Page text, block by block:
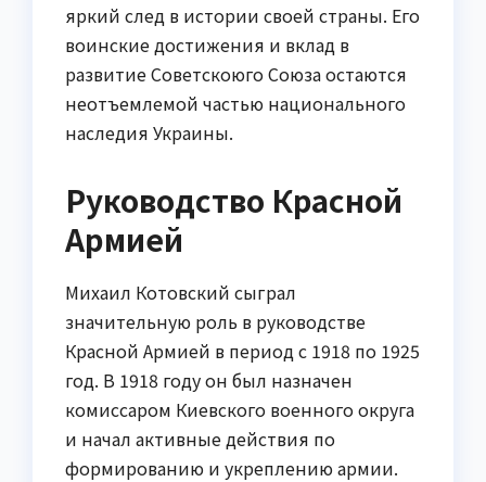
яркий след в истории своей страны. Его
воинские достижения и вклад в
развитие Советскоюго Союза остаются
неотъемлемой частью национального
наследия Украины.
Руководство Красной
Армией
Михаил Котовский сыграл
значительную роль в руководстве
Красной Армией в период с 1918 по 1925
год. В 1918 году он был назначен
комиссаром Киевского военного округа
и начал активные действия по
формированию и укреплению армии.